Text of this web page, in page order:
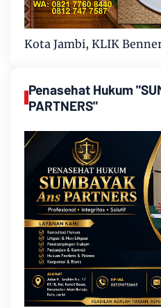
Kota Jambi, KLIK
Penasehat Hukum
PARTNERS"